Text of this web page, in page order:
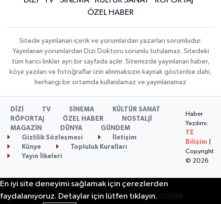
ÖZEL HABER
Sitede yayınlanan içerik ve yorumlardan yazarları sorumludur.
Yayınlanan yorumlardan Dizi Doktoru sorumlu tutulamaz. Sitedeki
tüm harici linkler ayrı bir sayfada açılır. Sitemizde yayınlanan haber,
köşe yazıları ve fotoğraflar izin alınmaksızın kaynak gösterilse dahi,
herhangi bir ortamda kullanılamaz ve yayınlanamaz
DİZİ TV SİNEMA
KÜLTÜR SANAT
RÖPORTAJ
ÖZEL HABER
NOSTALJİ
MAGAZİN
DÜNYA
GÜNDEM
Gizlilik Sözleşmesi
İletişim
Künye
Topluluk Kuralları
Yayın İlkeleri
Haber
Yazılımı:
TE
Bilişim
Copyright
© 2026
En iyi site deneyimi sağlamak için çerezlerden
faydalanıyoruz. Detaylar için lütfen tıklayın. Gizlilik